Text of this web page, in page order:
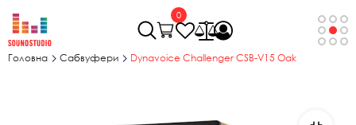
0
Головна Сабвуфери Dynavoice Challenger CSB-V15 Oak